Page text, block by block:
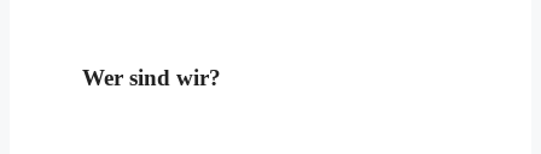
Wer sind wir?